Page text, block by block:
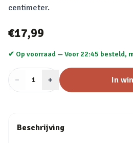
centimeter.
€17,99
✔ Op voorraad —Voor 22:45 besteld,
− Aantal
1 + In
Beschrijving